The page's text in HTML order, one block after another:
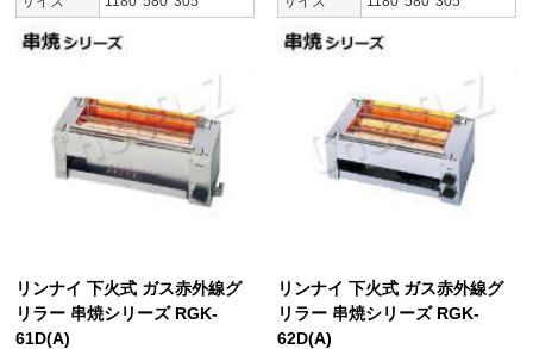
リンナイ 下火式 ガス赤外線グ
リラー 串焼シリーズ RGK-
61D(A)
リンナイ 下火式 ガス赤外線グ
リラー 串焼シリーズ RGK-
62D(A)